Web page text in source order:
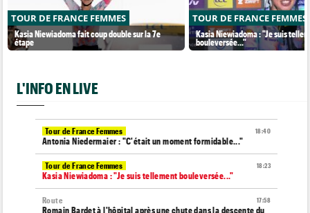
TOUR DE FRANCE FEMMES
Kasia Niewiadoma fait coup double sur la 7e
étape
TOUR DE FRANCE FEMMES
Kasia Niewiadoma : "Je suis
bouleversée..."
L'INFO EN LIVE
18:40
Tour de France Femmes
Antonia Niedermaier : "C'était un moment formidable..."
18:23
Tour de France Femmes
Kasia Niewiadoma : "Je suis tellement bouleversée..."
17:58
Route
Romain Bardet à l'hôpital après une chute dans la descente du